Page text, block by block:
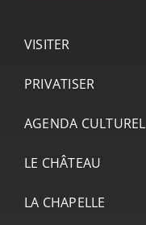
VISITER
PRIVATISER
AGENDA CULTUREL
LE CHÂTEAU
LA CHAPELLE